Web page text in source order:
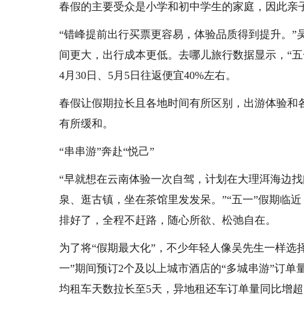
春假的主要受众是小学和初中学生的家庭，因此亲
“错峰提前出行买票更容易，体验品质得到提升。
间更大，出行成本更低。去哪儿旅行数据显示，“
4月30日、5月5日往返便宜40%左右。
春假让假期拉长且各地时间有所区别，出游体验
有所缓和。
“串串游”奔赴“悦己”
“早就想在云南体验一次自驾，计划在大理洱海边
泉、逛古镇，坐在茶馆里发发呆。”“五一”假期临
排好了，全程不赶路，随心所欲、松弛自在。
为了将“假期最大化”，不少年轻人像吴先生一样选
一”期间预订2个及以上城市酒店的“多城串游”订
均租车天数拉长至5天，异地租还车订单量同比增超